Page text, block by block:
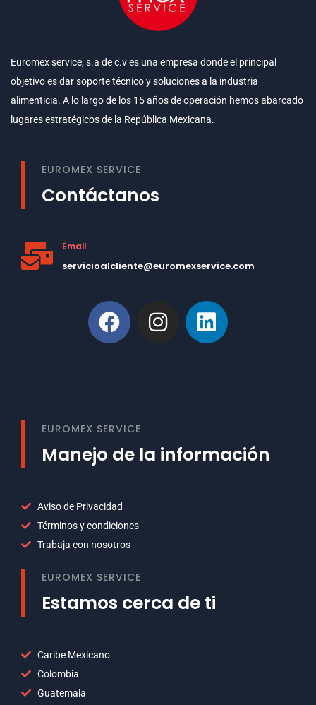
Euromex service, s.a de c.v es una empresa donde el principal
objetivo es dar soporte técnico y soluciones a la industria
alimenticia. A lo largo de los 15 años de operación hemos abarcado
lugares estratégicos de la República Mexicana.
EUROMEX SERVICE
Contáctanos
Email
servicioalcliente@euromexservice.com
EUROMEX SERVICE
Manejo de la información
Aviso de Privacidad
Términos y condiciones
Trabaja con nosotros
EUROMEX SERVICE
Estamos cerca de ti
Caribe Mexicano
Colombia
Guatemala